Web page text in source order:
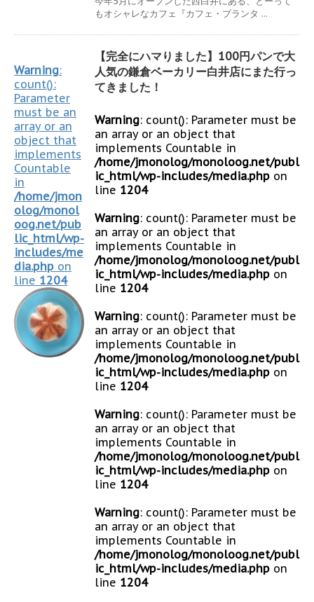
もオシャレなカフェ『カフェ・プランタ ...
Warning:
count():
Parameter
must be an
array or an
object that
implements
Countable
in
/home/jmon
olog/monol
oog.net/pub
lic_html/wp-
includes/me
dia.php on
line 1204
【完全にハマりました】100円パンで大
人気の鎌倉ベーカリー白井店にまた行っ
てきました！
Warning: count(): Parameter must be
an array or an object that
implements Countable in
/home/jmonolog/monoloog.net/publ
ic_html/wp-includes/media.php on
line 1204
Warning: count(): Parameter must be
an array or an object that
implements Countable in
/home/jmonolog/monoloog.net/publ
ic_html/wp-includes/media.php on
line 1204
Warning: count(): Parameter must be
an array or an object that
implements Countable in
/home/jmonolog/monoloog.net/publ
ic_html/wp-includes/media.php on
line 1204
Warning: count(): Parameter must be
an array or an object that
implements Countable in
/home/jmonolog/monoloog.net/publ
ic_html/wp-includes/media.php on
line 1204
Warning: count(): Parameter must be
an array or an object that
implements Countable in
/home/jmonolog/monoloog.net/publ
ic_html/wp-includes/media.php on
line 1204